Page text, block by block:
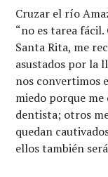
Cruzar el río
“no es tarea
Santa Rita, me
asustados por la
nos convertimos
miedo porque
dentista; otros
quedan
ellos también